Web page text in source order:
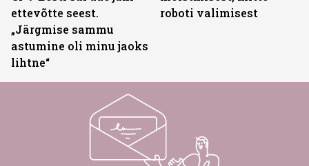
ettevõtte seest.
„Järgmise sammu
astumine oli minu jaoks
lihtne“
roboti valimisest